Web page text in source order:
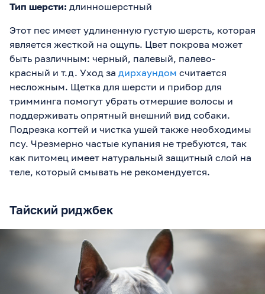
Тип шерсти: длинношерстный
Этот пес имеет удлиненную густую шерсть, которая
является жесткой на ощупь. Цвет покрова может
быть различным: черный, палевый, палево-
красный и т.д. Уход за дирхаундом считается
несложным. Щетка для шерсти и прибор для
тримминга помогут убрать отмершие волосы и
поддерживать опрятный внешний вид собаки.
Подрезка когтей и чистка ушей также необходимы
псу. Чрезмерно частые купания не требуются, так
как питомец имеет натуральный защитный слой на
теле, который смывать не рекомендуется.
Тайский риджбек